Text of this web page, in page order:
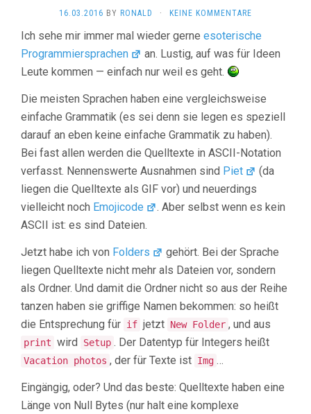
16.03.2016 BY RONALD · KEINE KOMMENTARE
Ich sehe mir immer mal wieder gerne esoterische
Programmiersprachen
an. Lustig, auf was für Ideen
Leute kommen — einfach nur weil es geht.
Die meisten Sprachen haben eine vergleichsweise
einfache Grammatik (es sei denn sie legen es speziell
darauf an eben keine einfache Grammatik zu haben).
Bei fast allen werden die Quelltexte in ASCII-Notation
verfasst. Nennenswerte Ausnahmen sind Piet
(da
liegen die Quelltexte als GIF vor) und neuerdings
vielleicht noch Emojicode
. Aber selbst wenn es kein
ASCII ist: es sind Dateien.
Jetzt habe ich von Folders
gehört. Bei der Sprache
liegen Quelltexte nicht mehr als Dateien vor, sondern
als Ordner. Und damit die Ordner nicht so aus der Reihe
tanzen haben sie griffige Namen bekommen: so heißt
die Entsprechung für if jetzt New Folder , und aus
print wird Setup . Der Datentyp für Integers heißt
Vacation photos , der für Texte ist Img …
Eingängig, oder? Und das beste: Quelltexte haben eine
Länge von Null Bytes (nur halt eine komplexe